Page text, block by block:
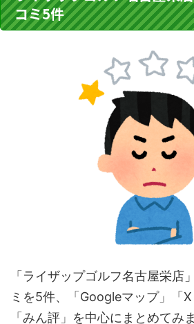
コミ5件
「ライザップゴルフ名古屋栄店
ミを5件、「Googleマップ」「
「みん評」を中心にまとめてみ